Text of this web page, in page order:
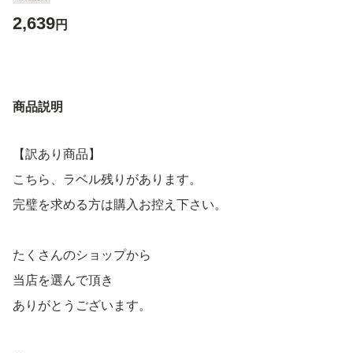
2,639円
商品説明
【訳あり商品】
こちら、ラベル残りがあります。
完璧を求める方は購入お控え下さい。
たくさんのショップから
当店を選んで頂き
ありがとうございます。